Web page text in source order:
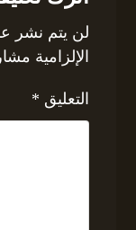
لن يتم نشر
الإلزامية
التعليق *